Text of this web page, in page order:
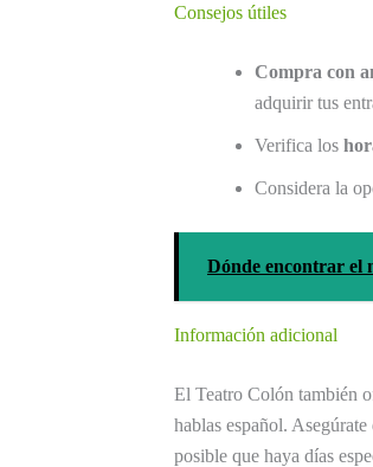
Consejos útiles
Compra con
adquirir tus
Verifica los
Considera la
Dónde encontrar el
Información adicional
El Teatro Colón también
hablas español.
posible que haya días